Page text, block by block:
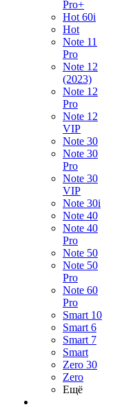
Pro+
Hot 60i
Hot
Note 11
Pro
Note 12
(2023)
Note 12
Pro
Note 12
VIP
Note 30
Note 30
Pro
Note 30
VIP
Note 30i
Note 40
Note 40
Pro
Note 50
Note 50
Pro
Note 60
Pro
Smart 10
Smart 6
Smart 7
Smart
Zero 30
Zero
Ещё